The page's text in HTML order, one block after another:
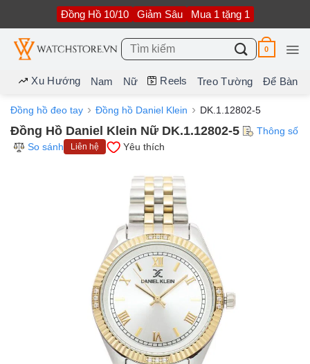
nội
dung
Đồng Hồ 10/10 Giảm Sâu Mua 1 tặng 1
Tìm
kiếm:
0
Xu Hướng Nam Nữ Reels Treo Tường Để Bàn
Đồng hồ đeo tay Đồng hồ Daniel Klein DK.1.12802-5
Đồng Hồ Daniel Klein Nữ DK.1.12802-5
Thông số
So sánh
Liên hệ Yêu thích